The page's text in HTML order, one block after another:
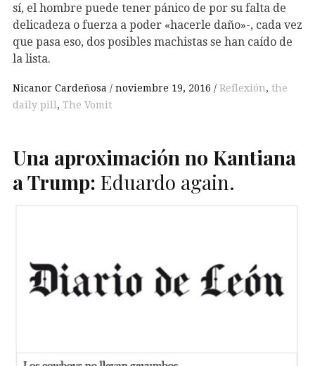
sí, el hombre puede tener pánico de por su falta de
delicadeza o fuerza a poder «hacerle daño»-, cada vez
que pasa eso, dos posibles machistas se han caído de
la lista.
Nicanor Cardeñosa noviembre 19, 2016 Reflexión, the
daily pill , The Vomit
Una aproximación no Kantiana
a Trump: Eduardo again.